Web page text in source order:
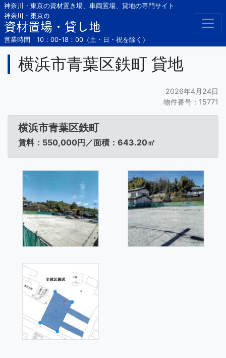
Skip
to
content
神奈川・東京の資材置き場、車両置場、貸地の専門サイト
神奈川・東京の
資材置場・貸し地
営業時間 10：00-18：00（土・日・祝を除く）
横浜市青葉区鉄町 貸地
2026年4月24日
物件番号：15771
横浜市青葉区鉄町
賃料：550,000円／面積：643.20㎡